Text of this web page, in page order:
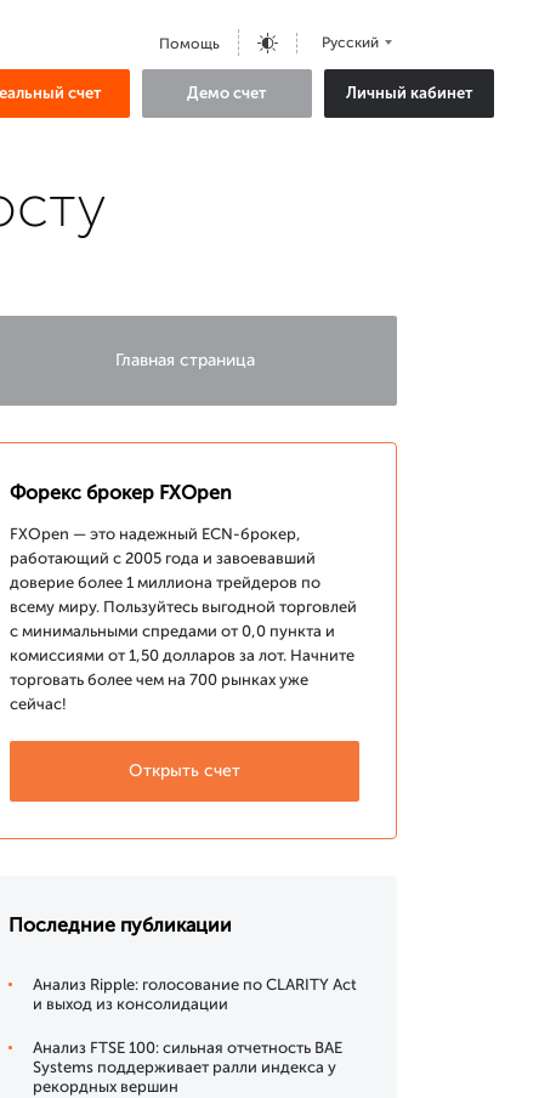
Помощь Русский
счет Демо счет Личный кабинет
Главная страница
Форекс брокер FXOpen
FXOpen — это надежный ECN-брокер,
работающий с 2005 года и завоевавший
доверие более 1 миллиона трейдеров по
всему миру. Пользуйтесь выгодной торговлей
с минимальными спредами от 0,0 пункта и
комиссиями от 1,50 долларов за лот. Начните
торговать более чем на 700 рынках уже
сейчас!
Открыть счет
Последние публикации
Анализ Ripple: голосование по CLARITY Act
и выход из консолидации
Анализ FTSE 100: сильная отчетность BAE
Systems поддерживает ралли индекса у
рекордных вершин